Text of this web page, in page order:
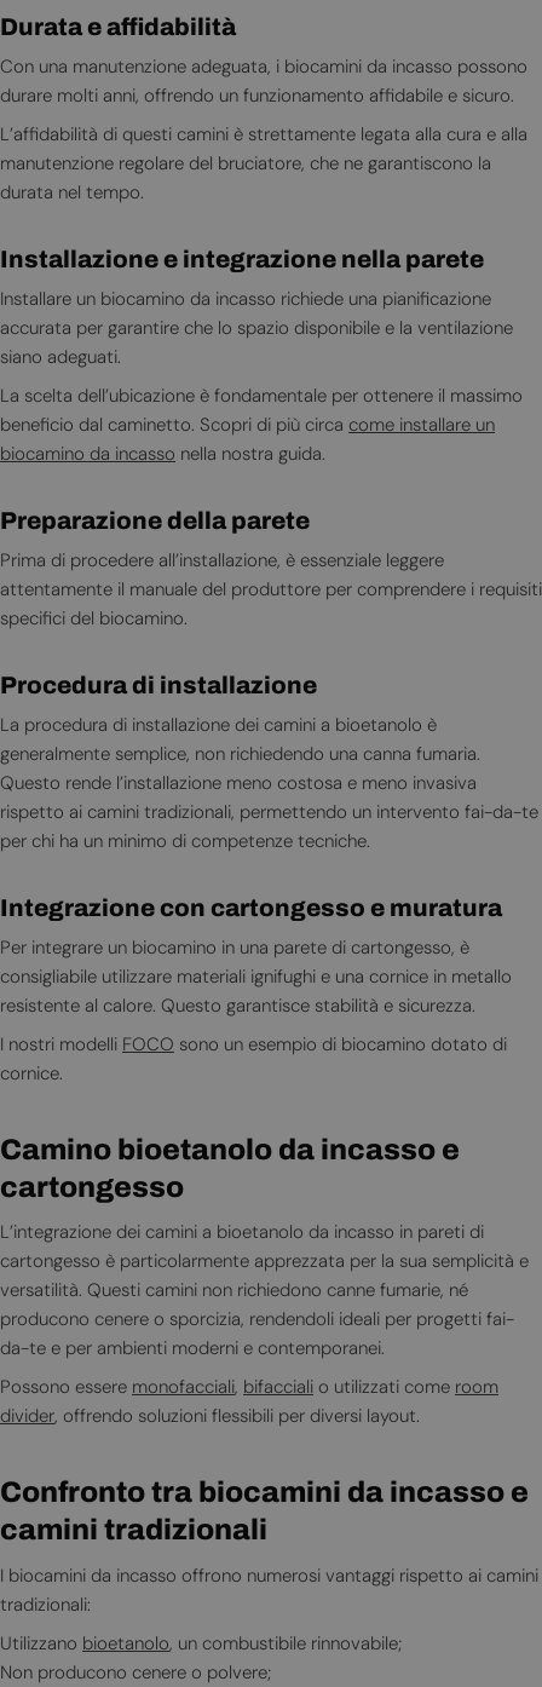
Durata e affidabilità
Con una manutenzione adeguata, i biocamini da incasso possono
durare molti anni, offrendo un funzionamento affidabile e sicuro.
L’affidabilità di questi camini è strettamente legata alla cura e alla
manutenzione regolare del bruciatore, che ne garantiscono la
durata nel tempo.
Installazione e integrazione nella parete
Installare un biocamino da incasso richiede una pianificazione
accurata per garantire che lo spazio disponibile e la ventilazione
siano adeguati.
La scelta dell’ubicazione è fondamentale per ottenere il massimo
beneficio dal caminetto. Scopri di più circa come installare un
biocamino da incasso nella nostra guida.
Preparazione della parete
Prima di procedere all’installazione, è essenziale leggere
attentamente il manuale del produttore per comprendere i requisiti
specifici del biocamino.
Procedura di installazione
La procedura di installazione dei camini a bioetanolo è
generalmente semplice, non richiedendo una canna fumaria.
Questo rende l’installazione meno costosa e meno invasiva
rispetto ai camini tradizionali, permettendo un intervento fai-da-te
per chi ha un minimo di competenze tecniche.
Integrazione con cartongesso e muratura
Per integrare un biocamino in una parete di cartongesso, è
consigliabile utilizzare materiali ignifughi e una cornice in metallo
resistente al calore. Questo garantisce stabilità e sicurezza.
I nostri modelli FOCO sono un esempio di biocamino dotato di
cornice.
Camino bioetanolo da incasso e
cartongesso
L’integrazione dei camini a bioetanolo da incasso in pareti di
cartongesso è particolarmente apprezzata per la sua semplicità e
versatilità. Questi camini non richiedono canne fumarie, né
producono cenere o sporcizia, rendendoli ideali per progetti fai-
da-te e per ambienti moderni e contemporanei.
Possono essere monofacciali, bifacciali o utilizzati come room
divider, offrendo soluzioni flessibili per diversi layout.
Confronto tra biocamini da incasso e
camini tradizionali
I biocamini da incasso offrono numerosi vantaggi rispetto ai camini
tradizionali:
Utilizzano bioetanolo, un combustibile rinnovabile;
Non producono cenere o polvere;